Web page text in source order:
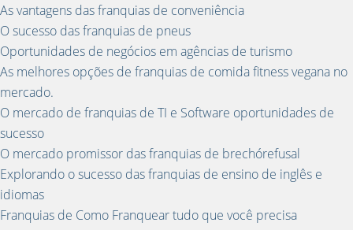
As vantagens das franquias de conveniência
O sucesso das franquias de pneus
Oportunidades de negócios em agências de turismo
As melhores opções de franquias de comida fitness vegana no
mercado.
O mercado de franquias de TI e Software oportunidades de
sucesso
O mercado promissor das franquias de brechórefusal
Explorando o sucesso das franquias de ensino de inglês e
idiomas
Franquias de Como Franquear tudo que você precisa